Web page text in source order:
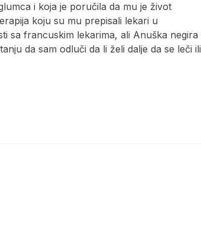
i koja je poručila da mu je život
koju su mu prepisali lekari u
sa francuskim lekarima, ali Anuška negira
da sam odluči da li želi dalje da se leči ili